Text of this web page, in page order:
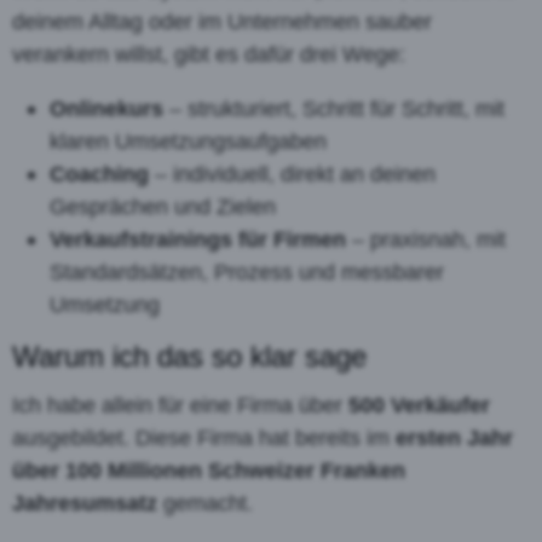
deinem Alltag oder im Unternehmen sauber
verankern willst, gibt es dafür drei Wege:
Onlinekurs– strukturiert, Schritt für Schritt, mit
klaren Umsetzungsaufgaben
Coaching– individuell, direkt an deinen
Gesprächen und Zielen
Verkaufstrainings für Firmen– praxisnah, mit
Standardsätzen, Prozess und messbarer
Umsetzung
Warum ich das so klar sage
Ich habe allein für eine Firma über 500 Verkäufer
ausgebildet. Diese Firma hat bereits imersten Jahr
über 100 Millionen Schweizer Franken
Jahresumsatz gemacht.